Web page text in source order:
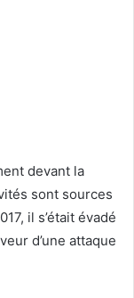
devant la
sont sources
il s’était évadé
d’une attaque